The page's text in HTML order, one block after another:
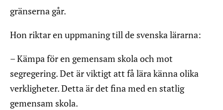
gränserna går.
Hon riktar en uppmaning till de svenska lärarna:
– Kämpa för en gemensam skola och mot
segregering. Det är viktigt att få lära känna olika
verkligheter. Detta är det fina med en statlig
gemensam skola.